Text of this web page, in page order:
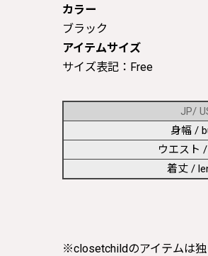
カラー
ブラック
アイテムサイズ
サイズ表記：Free
JP/
身幅 /
ウエスト
着丈 /
※closetchildのアイテムは独